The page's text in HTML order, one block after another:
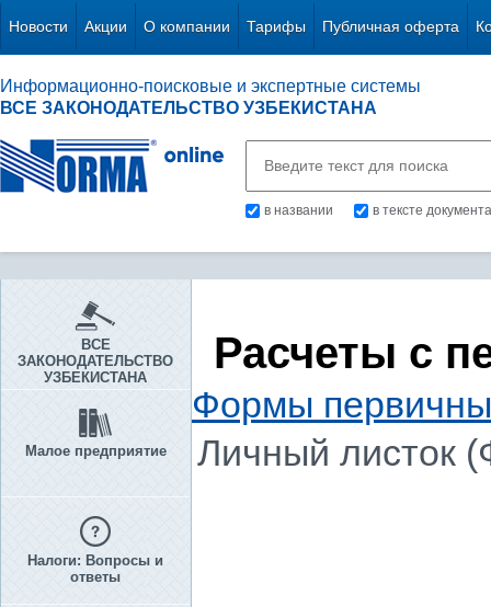
Новости Акции О компании Тарифы Публичная оферта
Информационно-поисковые и экспертные системы
ВСЕ ЗАКОНОДАТЕЛЬСТВО УЗБЕКИСТАНА
в названии в тексте документа
ВСЕ
ЗАКОНОДАТЕЛЬСТВО
УЗБЕКИСТАНА
Малое предприятие
Налоги: Вопросы и
ответы
Расчеты с
Формы
Личный листок